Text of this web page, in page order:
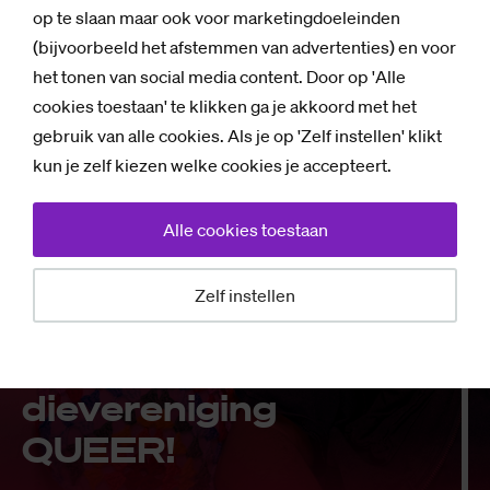
op te slaan maar ook voor marketingdoeleinden
(bijvoorbeeld het afstemmen van advertenties) en voor
het tonen van social media content. Door op 'Alle
cookies toestaan' te klikken ga je akkoord met het
gebruik van alle cookies. Als je op 'Zelf instellen' klikt
kun je zelf kiezen welke cookies je accepteert.
Zelf instellen
Alle cookies toestaan
Achtergrond
die­ver­e­ni­ging
QUEER!